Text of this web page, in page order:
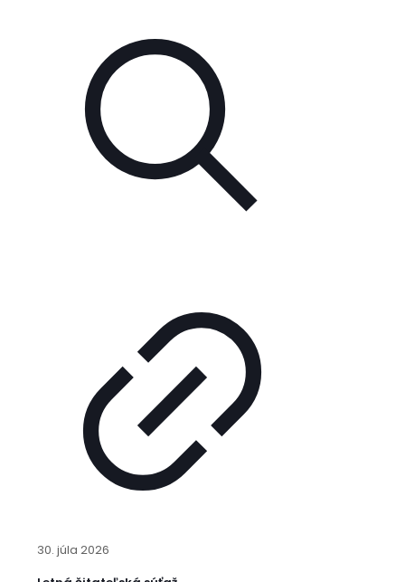
30. júla 2026